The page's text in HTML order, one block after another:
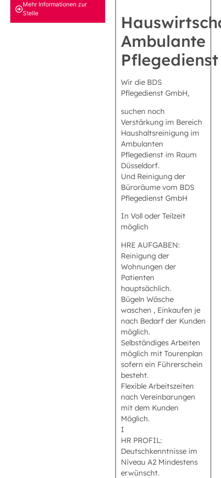
Mehr Informationen zur
Stelle
Ambulante
Pflegedienst
Wir die BDS
Pflegedienst GmbH,
suchen noch
Verstärkung im Bereich
Haushaltsreinigung im
Ambulanten
Pflegedienst im Raum
Düsseldorf.
Und Reinigung der
Büroräume vom BDS
Pflegedienst GmbH
In Voll oder Teilzeit
möglich
HRE AUFGABEN:
Reinigung der
Wohnungen der
Patienten
hauptsächlich.
Bügeln Wäsche
waschen , Einkaufen je
nach Bedarf der Kunden
möglich.
Selbständiges Arbeiten
möglich mit Tourenplan
sofern ein Führerschein
besteht.
Flexible Arbeitszeiten
nach Vereinbarungen
mit dem Kunden
Möglich.
I
HR PROFIL:
Deutschkenntnisse im
Niveau A2 Mindestens
erwünscht.